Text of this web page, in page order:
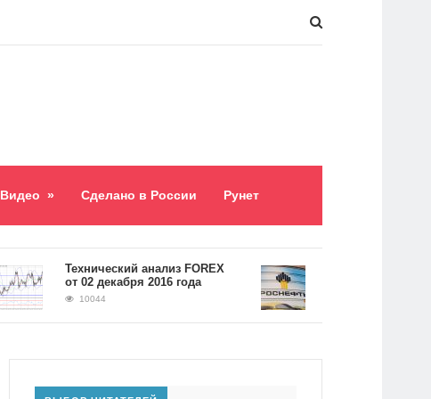
Видео » Сделано в России Рунет
​Технический анализ FOREX
от 02 декабря 2016 года
10044
Долг «Роснефти»
5,2 триллиона рублей
9059